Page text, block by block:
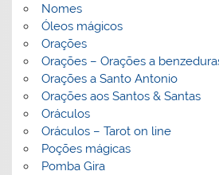
Nomes
Óleos mágicos
Orações
Orações – Orações a
Orações a Santo Antonio
Orações aos Santos & Santas
Oráculos
Oráculos – Tarot on line
Poções mágicas
Pomba Gira